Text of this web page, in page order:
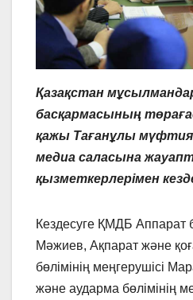
Қазақстан
басқармасының
қажы Тағанұлы
медиа саласына
қызметкерлерімен
Кездесуге ҚМДБ
Мәжиев, Ақпарат және
бөлімінің меңгерушісі
және аударма бөлімінің